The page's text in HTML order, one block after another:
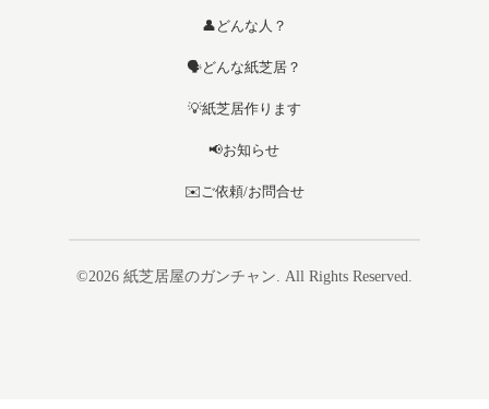
👤どんな人？
🗣️どんな紙芝居？
💡紙芝居作ります
📢お知らせ
✉️ご依頼/お問合せ
©2026 紙芝居屋のガンチャン. All Rights Reserved.